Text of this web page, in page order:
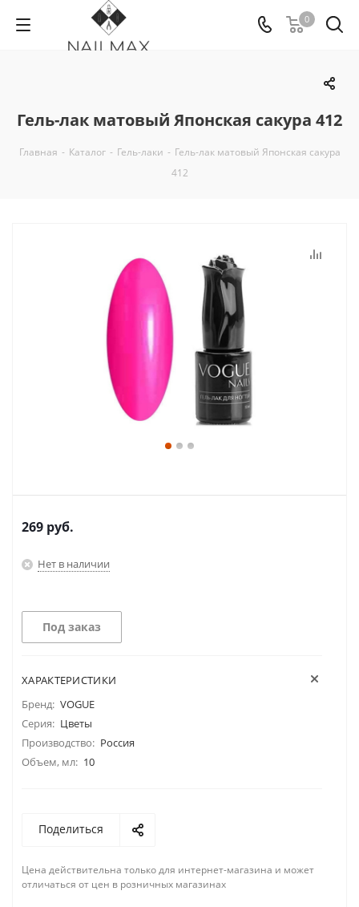
0
Гель-лак матовый Японская сакура 412
Главная - Каталог - Гель-лаки - Гель-лак матовый Японская сакура
412
269 руб.
Нет в наличии
Под заказ
ХАРАКТЕРИСТИКИ
Бренд: VOGUE
Серия: Цветы
Производство: Россия
Объем, мл: 10
Поделиться
Цена действительна только для интернет-магазина и может
отличаться от цен в розничных магазинах